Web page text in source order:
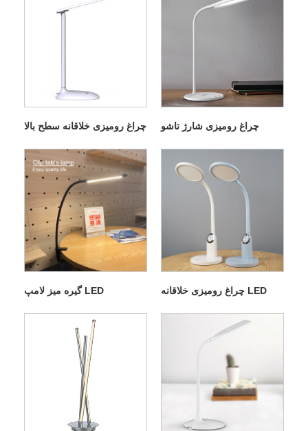
چراغ رومیزی خلاقانه سطح بالا چراغ رومیزی شارژ تاشو
گیره میز لامپ LED چراغ رومیزی خلاقانه LED